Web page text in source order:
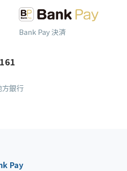
Bank Pay 決済
方銀行
Pay